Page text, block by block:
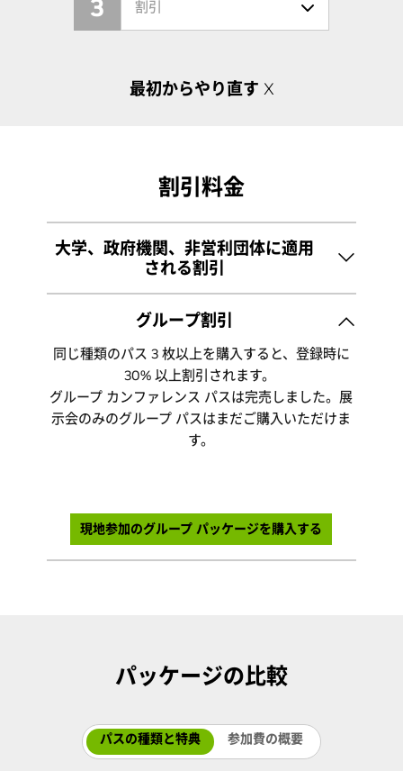
3 割引
最初からやり直す X
割引料金
大学、政府機関、非営利団体に適用
される割引
所属されている大学、政府機関、非営利団体のメ
ール アドレスでご登録いただくと、カンファレン
ス パス (1 日オプションを含む) が 40% 割引になり
ます。バッジを受け取るには、チェックイン時に
身分/資格証明書を提示する必要があります。
本オファーは、現地でのアドオンまたは展示会の
グループ割引
同じ種類のパス 3 枚以上を購入すると、登録時に
30% 以上割引されます。
グループ カンファレンス パスは完売しました。展
示会のみのグループ パスはまだご購入いただけま
す。
現地参加のグループ パッケージを購入する
パッケージの比較
パスの種類と特典 参加費の概要